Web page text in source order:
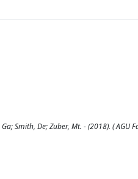
Smith, De; Zuber, Mt. - (2018). ( AGU